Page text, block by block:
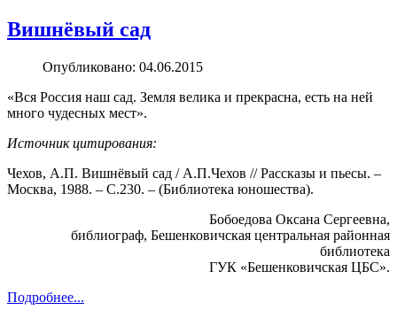
Вишнёвый сад
Опубликовано: 04.06.2015
«Вся Россия наш сад. Земля велика и прекрасна, есть на ней
много чудесных мест».
Источник цитирования:
Чехов, А.П. Вишнёвый сад / А.П.Чехов // Рассказы и пьесы. –
Москва, 1988. – С.230. – (Библиотека юношества).
Бобоедова Оксана Сергеевна,
библиограф, Бешенковичская центральная районная
библиотека
ГУК «Бешенковичская ЦБС».
Подробнее...